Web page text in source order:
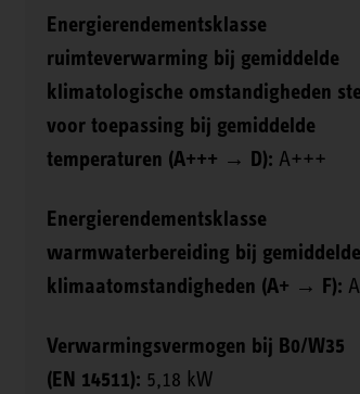
Energierendementsklasse
ruimteverwarming bij gemiddelde
klimatologische omstandigheden
voor toepassing bij gemiddelde
temperaturen (A+++ → D): A+++
Energierendementsklasse
warmwaterbereiding bij gemiddelde
klimaatomstandigheden (A+ → F): A
Verwarmingsvermogen bij B0/W35
(EN 14511): 5,18 kW